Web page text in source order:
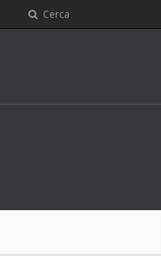
Cerca